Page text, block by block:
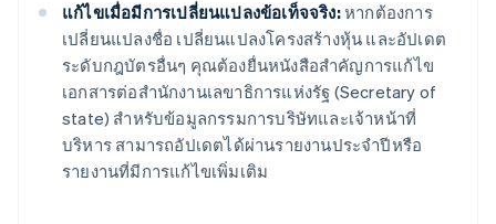
แก้ไขเมื่อมีการเปลี่ยนแปลงข้อเท็จจริง:หากต้องการ
เปลี่ยนแปลงชื่อ เปลี่ยนแปลงโครงสร้างหุ้น และอัปเดต
ระดับกฎบัตรอื่นๆ คุณต้องยื่นหนังสือสำคัญการแก้ไข
เอกสารต่อสำนักงานเลขาธิการแห่งรัฐ (Secretary of
state) สำหรับข้อมูลกรรมการบริษัทและเจ้าหน้าที่
บริหาร สามารถอัปเดตได้ผ่านรายงานประจำปีหรือ
รายงานที่มีการแก้ไขเพิ่มเติม